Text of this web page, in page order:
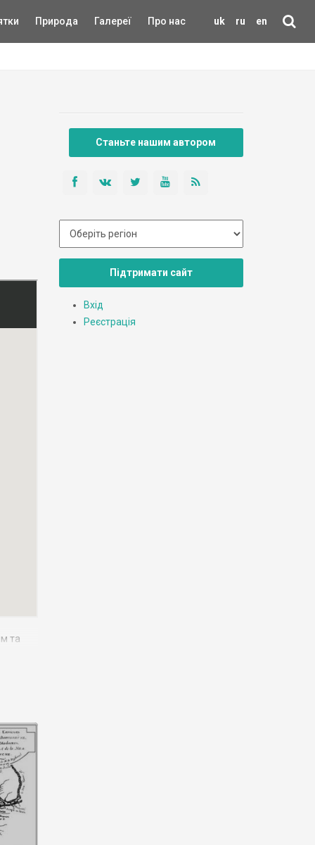
uk ru en
Природа Галереї Про нас
та
Станьте нашим автором
Підтримати сайт
Вхід
Реєстрація